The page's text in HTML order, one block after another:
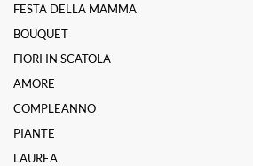
FESTA DELLA MAMMA
BOUQUET
FIORI IN SCATOLA
AMORE
COMPLEANNO
PIANTE
LAUREA